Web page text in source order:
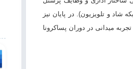
و تلویزیون). در پایان نیز
میدانی در دوران پساکرونا